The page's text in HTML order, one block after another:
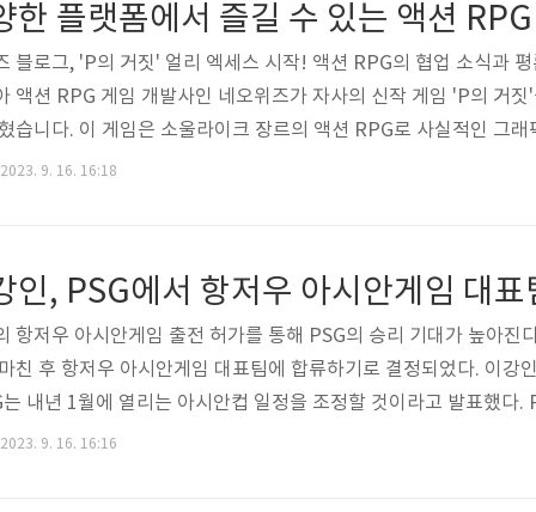
블로그, 'P의 거짓' 얼리 엑세스 시작! 액션 RPG의 협업 소식과
액션 RPG 게임 개발사인 네오위즈가 자사의 신작 게임 'P의 거
습니다. 이 게임은 소울라이크 장르의 액션 RPG로 사실적인 그
다양한 플랫폼에서 플레이할 수 있습니다. 얼리 엑세스를 플레이
2023. 9. 16. 16:18
항저우 아시안게임 출전 허가를 통해 PSG의 승리 기대가 높아진
친 후 항저우 아시안게임 대표팀에 합류하기로 결정되었다. 이강
는 내년 1월에 열리는 아시안컵 일정을 조정할 것이라고 발표했다
표팀에 합류할 수 있도록 합의했다. 이강인의 차출 허가는 PSG의
2023. 9. 16. 16:16